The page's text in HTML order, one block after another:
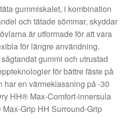
gummiskalet, i kombination
och tätade sömmar, skyddar
är utformade för att vara
för längre användning.
gummi och utrustad
för bättre fäste på
har en värmeklassning på -30
HH® Max-Comfort-innersula
Grip HH Surround-Grip